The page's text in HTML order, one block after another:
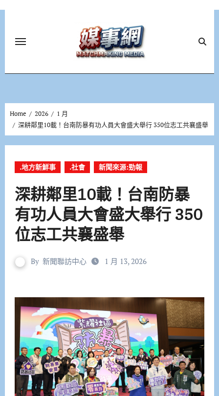
Home 2026
1 月
深耕鄰里10載！台南防暴有功人員大會盛大舉行 350位志工共襄盛舉
.地方新鮮事 .社會 新聞來源:勁報
深耕鄰里10載！台南防暴
有功人員大會盛大舉行 350
位志工共襄盛舉
By 新聞聯訪中心 1 月 13, 2026